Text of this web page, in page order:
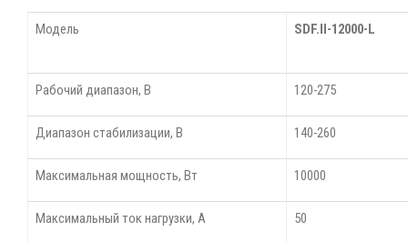
Модель SDF.II-12000-L
Рабочий диапазон, В 120-275
Диапазон стабилизации, В 140-260
Максимальная мощность, Вт 10000
Максимальный ток нагрузки, А 50